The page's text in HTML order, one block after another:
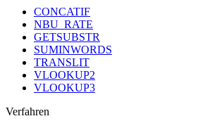
CONCATIF
NBU_RATE
GETSUBSTR
SUMINWORDS
TRANSLIT
VLOOKUP2
VLOOKUP3
Verfahren